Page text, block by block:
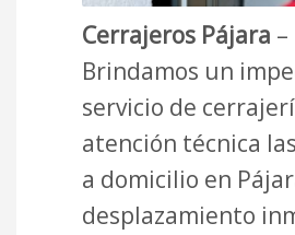
Cerrajeros Pájara –
Brindamos un
servicio de
atención técnica
a domicilio en
desplazamiento